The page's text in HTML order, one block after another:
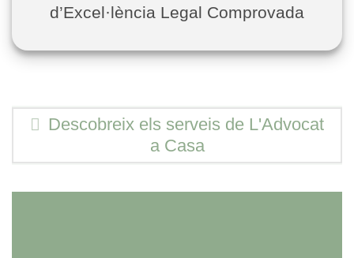
d’Excel·lència Legal Comprovada
Descobreix els serveis de L'Advocat
a Casa